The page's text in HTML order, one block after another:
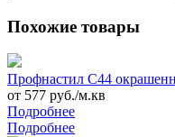
Похожие товары
Профнастил С44
от 577 руб./м.кв
Подробнее
Подробнее